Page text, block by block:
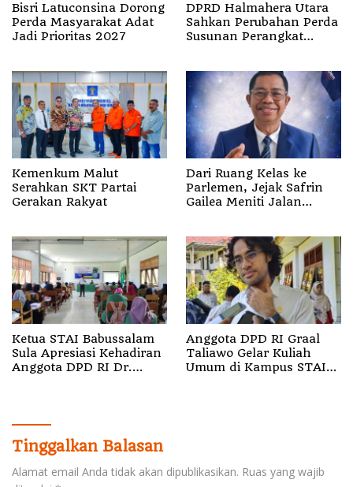
Bisri Latuconsina Dorong
Perda Masyarakat Adat
Jadi Prioritas 2027
DPRD Halmahera Utara
Sahkan Perubahan Perda
Susunan Perangkat
Kemenkum Malut
Serahkan SKT Partai
Gerakan Rakyat
Dari Ruang Kelas ke
Parlemen, Jejak Safrin
Gailea Meniti Jalan
Ketua STAI Babussalam
Sula Apresiasi Kehadiran
Anggota DPD RI Dr.
Anggota DPD RI Graal
Taliawo Gelar Kuliah
Umum di Kampus STAI
Tinggalkan Balasan
Alamat email Anda tidak akan dipublikasikan. Ruas yang wajib